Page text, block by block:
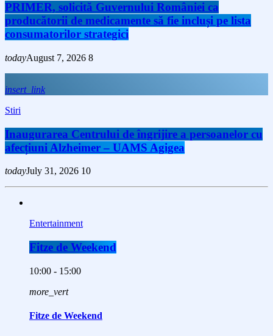
PRIMER, solicită Guvernului României ca
producătorii de medicamente să fie incluși pe lista
consumatorilor strategici
todayAugust 7, 2026 8
insert_link
Stiri
Inaugurarea Centrului de îngrijire a persoanelor cu
afecțiuni Alzheimer – UAMS Agigea
todayJuly 31, 2026 10
Entertainment
Fitze de Weekend
10:00 - 15:00
more_vert
Fitze de Weekend